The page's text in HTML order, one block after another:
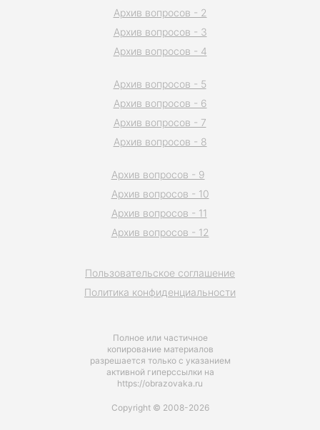
Полное или частичное
копирование материалов
разрешается только с указанием
активной гиперссылки на
https://obrazovaka.ru
Пользовательское соглашение
Политика конфиденциальности
Архив вопросов - 2
Архив вопросов - 3
Архив вопросов - 4
Архив вопросов - 5
Архив вопросов - 6
Архив вопросов - 7
Архив вопросов - 8
Архив вопросов - 9
Архив вопросов - 10
Архив вопросов - 11
Архив вопросов - 12
Copyright © 2008-2026